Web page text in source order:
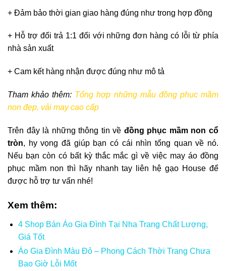
+ Đảm bảo thời gian giao hàng đúng như trong hợp đồng
+ Hỗ trợ đổi trả 1:1 đối với những đơn hàng có lỗi từ phía
nhà sản xuất
+ Cam kết hàng nhận được đúng như mô tả
Tham khảo thêm: Tổng hợp những mẫu đồng phục mầm
non đẹp, vải may cao cấp
Trên đây là những thông tin về đồng phục mầm non cổ
tròn, hy vọng đã giúp bạn có cái nhìn tổng quan về nó.
Nếu bạn còn có bất kỳ thắc mắc gì về việc may áo đồng
phục mầm non thì hãy nhanh tay liên hệ gạo House để
được hỗ trợ tư vấn nhé!
Xem thêm:
4 Shop Bán Áo Gia Đình Tại Nha Trang Chất Lượng,
Giá Tốt
Áo Gia Đình Màu Đỏ – Phong Cách Thời Trang Chưa
Bao Giờ Lỗi Mốt